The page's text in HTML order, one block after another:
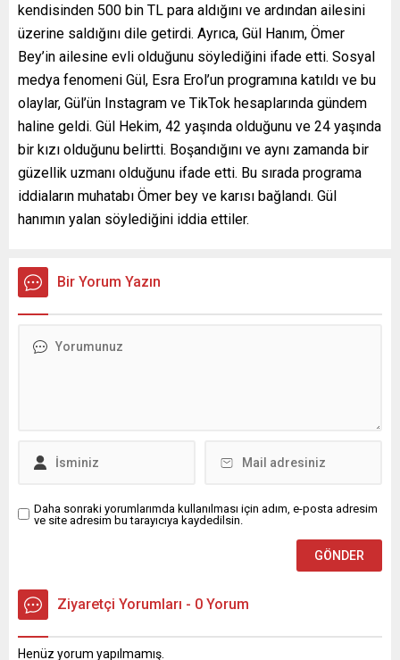
kendisinden 500 bin TL para aldığını ve ardından ailesini
üzerine saldığını dile getirdi. Ayrıca, Gül Hanım, Ömer
Bey’in ailesine evli olduğunu söylediğini ifade etti. Sosyal
medya fenomeni Gül, Esra Erol’un programına katıldı ve bu
olaylar, Gül’ün Instagram ve TikTok hesaplarında gündem
haline geldi. Gül Hekim, 42 yaşında olduğunu ve 24 yaşında
bir kızı olduğunu belirtti. Boşandığını ve aynı zamanda bir
güzellik uzmanı olduğunu ifade etti. Bu sırada programa
iddiaların muhatabı Ömer bey ve karısı bağlandı. Gül
hanımın yalan söylediğini iddia ettiler.
Bir Yorum Yazın
Daha sonraki yorumlarımda kullanılması için adım, e-posta adresim
ve site adresim bu tarayıcıya kaydedilsin.
Ziyaretçi Yorumları - 0 Yorum
Henüz yorum yapılmamış.